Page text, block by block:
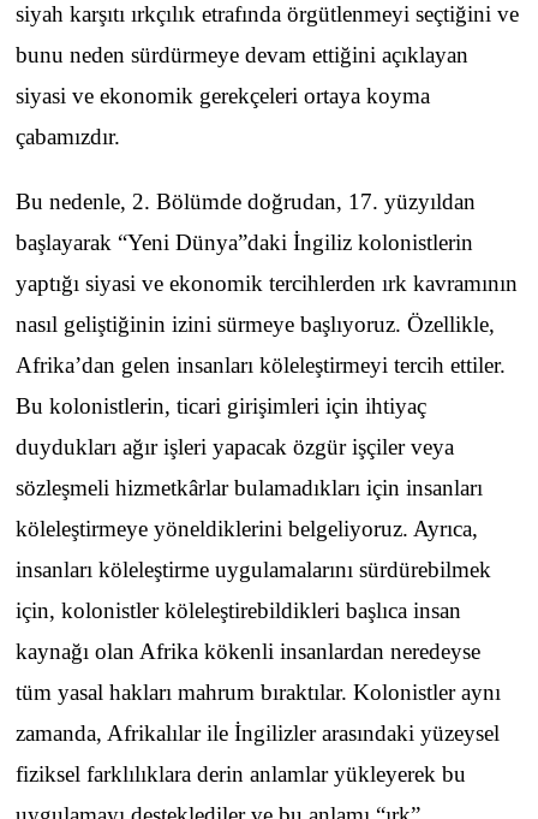
siyah karşıtı ırkçılık etrafında örgütlenmeyi seçtiğini ve
bunu neden sürdürmeye devam ettiğini açıklayan
siyasi ve ekonomik gerekçeleri ortaya koyma
çabamızdır.
Bu nedenle, 2. Bölümde doğrudan, 17. yüzyıldan
başlayarak “Yeni Dünya”daki İngiliz kolonistlerin
yaptığı siyasi ve ekonomik tercihlerden ırk kavramının
nasıl geliştiğinin izini sürmeye başlıyoruz. Özellikle,
Afrika’dan gelen insanları köleleştirmeyi tercih ettiler.
Bu kolonistlerin, ticari girişimleri için ihtiyaç
duydukları ağır işleri yapacak özgür işçiler veya
sözleşmeli hizmetkârlar bulamadıkları için insanları
köleleştirmeye yöneldiklerini belgeliyoruz. Ayrıca,
insanları köleleştirme uygulamalarını sürdürebilmek
için, kolonistler köleleştirebildikleri başlıca insan
kaynağı olan Afrika kökenli insanlardan neredeyse
tüm yasal hakları mahrum bıraktılar. Kolonistler aynı
zamanda, Afrikalılar ile İngilizler arasındaki yüzeysel
fiziksel farklılıklara derin anlamlar yükleyerek bu